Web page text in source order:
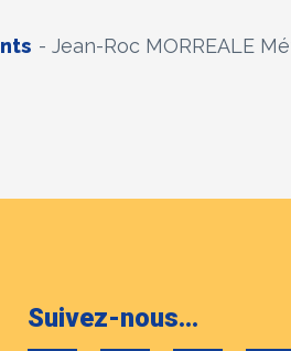
- Jean-Roc MORREALE
Suivez-nous...